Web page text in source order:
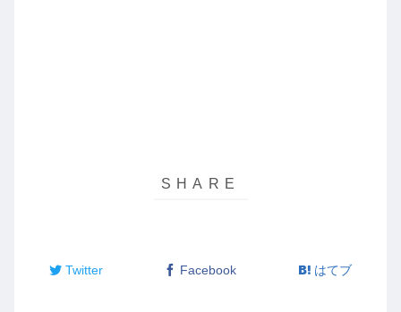
Twitter Facebook はてブ